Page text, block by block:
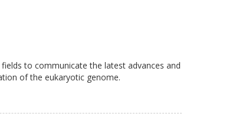
to communicate the latest advances and
of the eukaryotic genome.